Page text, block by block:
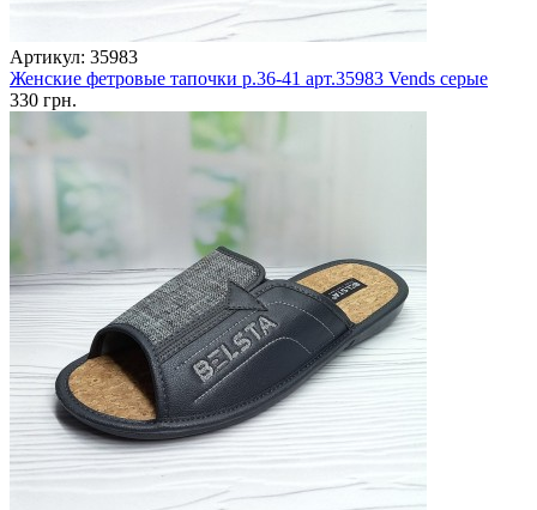
Артикул: 35983
Женские фетровые тапочки р.36-41 арт.35983 Vends серые
330 грн.